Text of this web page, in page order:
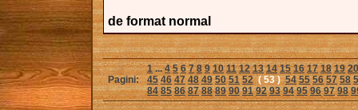
de format normal
Pagini:
1 ...4 5 6 7 8 9 10 11 12 13 14 15 16 17 18 19 20
45 46 47 48 49 50 51 52 ( 53 ) 54 55 56 57 58
84 85 86 87 88 89 90 91 92 93 94 95 96 97 98